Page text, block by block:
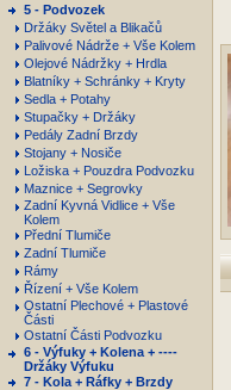
5 - Podvozek
Držáky Světel a Blikačů
Palivové Nádrže + Vše Kolem
Olejové Nádržky + Hrdla
Blatníky + Schránky + Kryty
Sedla + Potahy
Stupačky + Držáky
Pedály Zadní Brzdy
Stojany + Nosiče
Ložiska + Pouzdra Podvozku
Maznice + Segrovky
Zadní Kyvná Vidlice + Vše
Kolem
Přední Tlumiče
Zadní Tlumiče
Rámy
Řízení + Vše Kolem
Ostatní Plechové + Plastové
Části
Ostatní Části Podvozku
6 - Výfuky + Kolena + ----
Držáky Výfuku
7 - Kola + Ráfky + Brzdy